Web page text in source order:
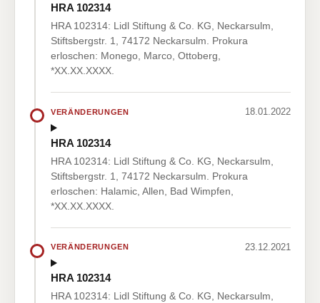
HRA 102314
HRA 102314: Lidl Stiftung & Co. KG, Neckarsulm,
Stiftsbergstr. 1, 74172 Neckarsulm. Prokura
erloschen: Monego, Marco, Ottoberg,
*XX.XX.XXXX.
VERÄNDERUNGEN 18.01.2022
HRA 102314
HRA 102314: Lidl Stiftung & Co. KG, Neckarsulm,
Stiftsbergstr. 1, 74172 Neckarsulm. Prokura
erloschen: Halamic, Allen, Bad Wimpfen,
*XX.XX.XXXX.
VERÄNDERUNGEN 23.12.2021
HRA 102314
HRA 102314: Lidl Stiftung & Co. KG, Neckarsulm,